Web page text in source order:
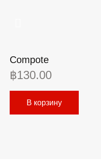
Compote
฿130.00
В корзину